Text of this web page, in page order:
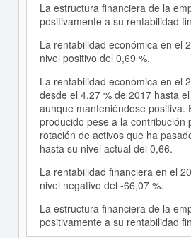
La estructura financiera de la
positivamente a su rentabilidad
La rentabilidad económica en el
nivel positivo del 0,69 %.
La rentabilidad económica en el
desde el 4,27 % de 2017 hasta
aunque manteniéndose positiva.
producido pese a la contribución
rotación de activos que ha
hasta su nivel actual del 0,66.
La rentabilidad financiera en el
nivel negativo del -66,07 %.
La estructura financiera de la
positivamente a su rentabilidad